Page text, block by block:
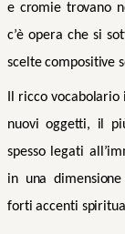
e cromie trovano
c’è opera che si
scelte compositive
Il ricco vocabolario
nuovi oggetti, il
spesso legati
in una
forti accenti